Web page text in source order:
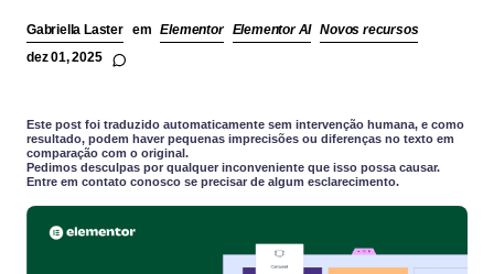
Gabriella Laster em Elementor Elementor AI Novos recursos
dez 01, 2025
Este post foi traduzido automaticamente sem intervenção humana, e como
resultado, podem haver pequenas imprecisões ou diferenças no texto em
comparação com o original.
Pedimos desculpas por qualquer inconveniente que isso possa causar.
Entre em contato conosco se precisar de algum esclarecimento.